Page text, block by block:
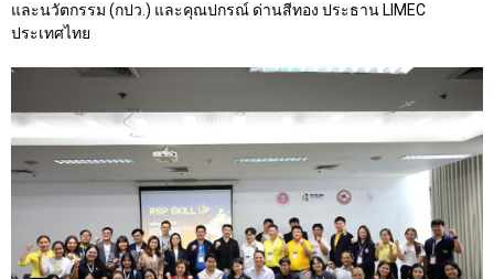
และนวัตกรรม (กปว.) และคุณปกรณ์ ด่านสีทอง ประธาน LIMEC
ประเทศไทย